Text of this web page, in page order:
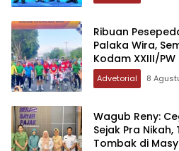
Ribuan
Palaka Wira,
Kodam XXIII/PW
Advetorial 8
Wagub Reny:
Sejak Pra Nikah,
Tombak di